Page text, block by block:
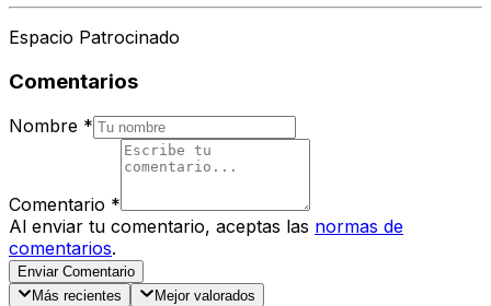
Espacio Patrocinado
Comentarios
Nombre *
Comentario *
Al enviar tu comentario, aceptas las normas de
comentarios.
Enviar Comentario
Más recientes
Mejor valorados